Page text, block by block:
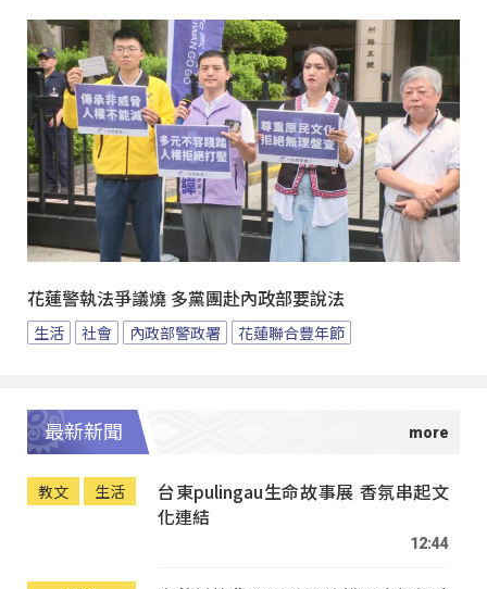
花蓮警執法爭議燒 多黨團赴內政部要說法
生活 社會 內政部警政署 花蓮聯合豐年節
最新新聞
教文 生活
台東pulingau生命故事展 香氛串起文
化連結
12:44